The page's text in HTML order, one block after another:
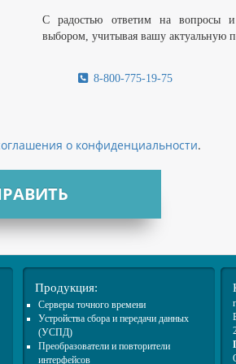
С радостью ответим на вопросы
выбором, учитывая вашу актуальную
8-800-775-19-75
о конфиденциальности.
Продукция:
Cерверы точного времени
Устройства сбора и передачи данных
(УСПД)
Преобразователи и повторители
интерфейсов